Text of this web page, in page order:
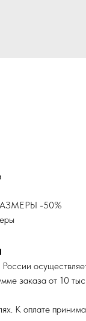
-50%
заказа от 10
К оплате